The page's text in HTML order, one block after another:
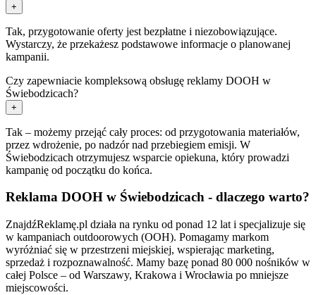
+
Tak, przygotowanie oferty jest bezpłatne i niezobowiązujące.
Wystarczy, że przekażesz podstawowe informacje o planowanej
kampanii.
Czy zapewniacie kompleksową obsługę reklamy DOOH w
Świebodzicach?
+
Tak – możemy przejąć cały proces: od przygotowania materiałów,
przez wdrożenie, po nadzór nad przebiegiem emisji. W
Świebodzicach otrzymujesz wsparcie opiekuna, który prowadzi
kampanię od początku do końca.
Reklama DOOH w Świebodzicach - dlaczego warto?
ZnajdźReklamę.pl działa na rynku od ponad 12 lat i specjalizuje się
w kampaniach outdoorowych (OOH). Pomagamy markom
wyróżniać się w przestrzeni miejskiej, wspierając marketing,
sprzedaż i rozpoznawalność. Mamy bazę ponad 80 000 nośników w
całej Polsce – od Warszawy, Krakowa i Wrocławia po mniejsze
miejscowości.